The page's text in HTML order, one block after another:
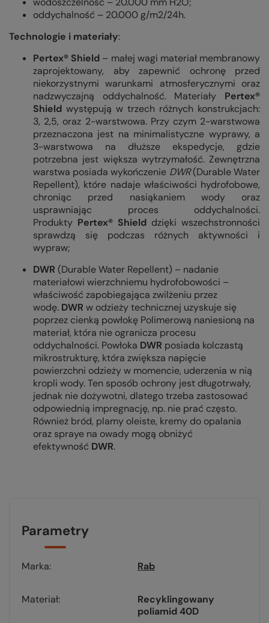
oddychalność – 20.000 g/m2/24h.
Technologie i materiały:
Pertex® Shield – małej wagi materiał membranowy
zaprojektowany, aby zapewnić ochronę przed
niekorzystnymi warunkami atmosferycznymi oraz
nadzwyczajną oddychalność. Materiały
Pertex®
Shield występują w trzech różnych konstrukcjach:
3, 2,5, oraz 2-warstwowa. Przy czym 2-warstwowa
przeznaczona jest na minimalistyczne wyprawy, a
3-warstwowa na dłuższe ekspedycje, gdzie
potrzebna jest większa wytrzymałość. Zewnętrzna
warstwa posiada wykończenie DWR (Durable Water
Repellent), które nadaje właściwości hydrofobowe,
chroniąc przed nasiąkaniem wody oraz
usprawniając proces oddychalności.
Produkty Pertex® Shield dzięki wszechstronności
sprawdzą się podczas różnych aktywności i
wypraw;
DWR (Durable Water Repellent) – nadanie
materiałowi wierzchniemu hydrofobowości –
właściwość zapobiegająca zwilżeniu przez
wodę. DWR w odzieży technicznej uzyskuje się
poprzez cienką powłokę Polimerową naniesioną na
materiał, która nie ogranicza procesu
oddychalności. Powłoka DWR posiada kolczastą
mikrostrukturę, która zwiększa napięcie
powierzchni odzieży w momencie, uderzenia w nią
kropli wody. Ten sposób ochrony jest długotrwały,
jednak nie dożywotni, dlatego trzeba zastosować
odpowiednią impregnację, np. nie prać często.
Również bród, plamy oleiste, kremy do opalania
oraz spraye na owady mogą obniżyć
efektywność DWR.
Parametry
Marka Rab
Materiał
Recyklingowany
poliamid 40D